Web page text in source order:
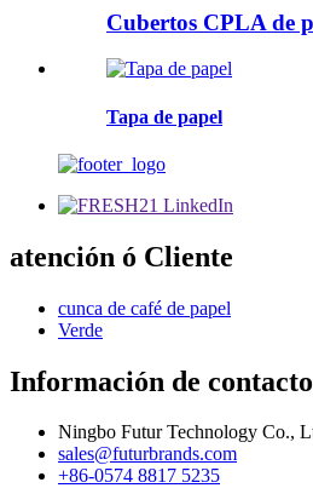
Cubertos CPLA de
Tapa de papel
atención ó Cliente
cunca de café de papel
Verde
Información de contacto
Ningbo Futur Technology Co.,
sales@futurbrands.com
+86-0574 8817 5235